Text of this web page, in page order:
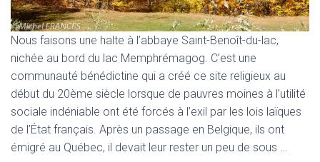
Nous faisons une halte à l’abbaye Saint-Benoît-du-lac,
nichée au bord du lac Memphrémagog. C’est une
communauté bénédictine qui a créé ce site religieux au
début du 20ème siècle lorsque de pauvres moines à l’utilité
sociale indéniable ont été forcés à l’exil par les lois laïques
de l’État français. Après un passage en Belgique, ils ont
émigré au Québec, il devait leur rester un peu de sous …